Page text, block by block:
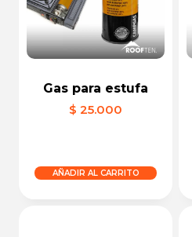
Gas para estufa
$ 25.000
AÑADIR AL CARRITO